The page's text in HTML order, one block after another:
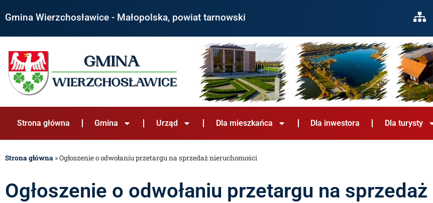
Gmina Wierzchosławice - Małopolska, powiat tarnowski
Strona główna Gmina Urząd Dla mieszkańca Dla inwestora Dla turysty
Strona główna »Ogłoszenie o odwołaniu przetargu na sprzedaż nieruchomości
Ogłoszenie o odwołaniu przetargu na